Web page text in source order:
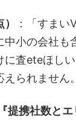
：「すまい
中小の会社も
に査eteほし
られません。
提携社数と